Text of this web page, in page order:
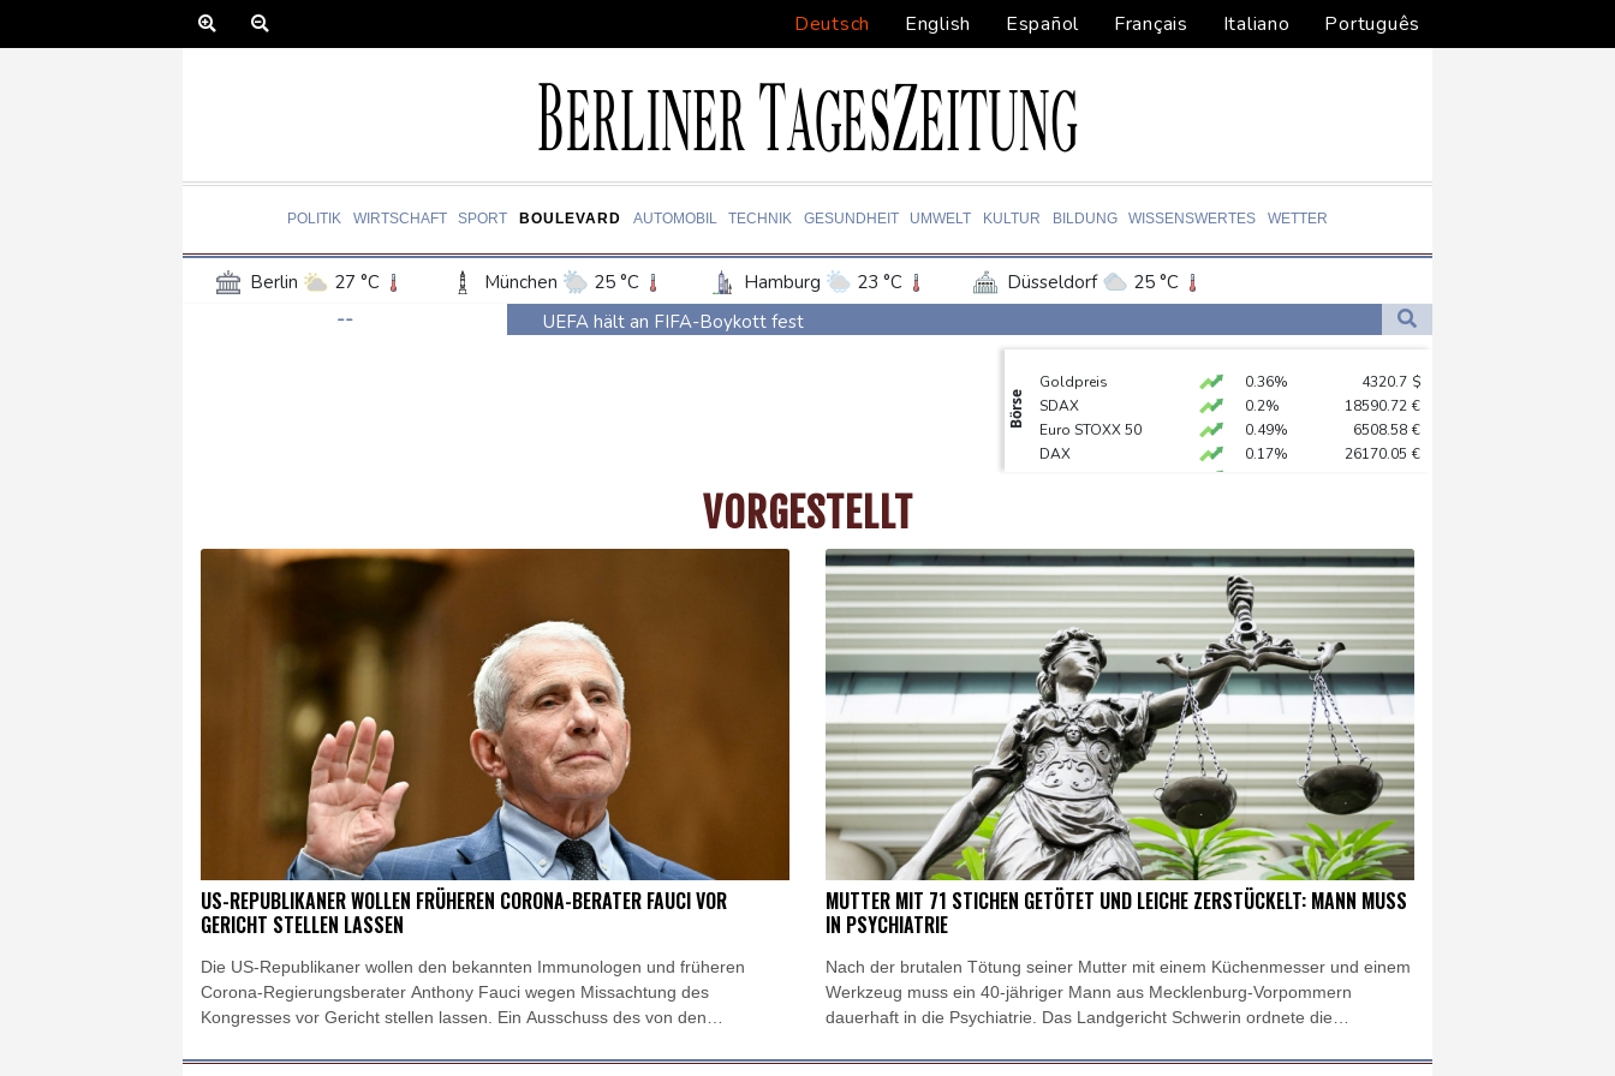
Deutsch English Español Français Italiano Português
POLITIK WIRTSCHAFT SPORT BOULEVARD AUTOMOBIL TECHNIK GESUNDHEIT UMWELT KULTUR BILDUNG WISSENSWERTES WETTER
Berlin 27 °C München 25 °C Hamburg 23 °C Düsseldorf
25 °C
Frankfurt am Main
Potsdam 27 °C
Bremen
Wien
35 °C
--
UEFA hält an FIFA-Boykott fest
US-Republikaner wollen früheren Corona-Berater Fauci vor Gericht stellen lassen
Böden in Deutschland ähnlich trocken wie in Dürrejahren 2018 und 2022
Nach Ausweisung von Journalistin: Russland wirft Frankreich "politische Verfolgung" vor
Iran-Krieg: Berichte über US-Munitionsknappheit - Pakistan will neue Gespräche
Fund von Sprengstoffdrohne sorgt für Debatte über Luftsicherheit
Börse
Goldpreis 0.36% 4320.7 $
SDAX
0.2% 18590.72 €
Euro STOXX 50
0.49% 6508.58 €
DAX
0.17% 26170.05 €
VORGESTELLT
US-REPUBLIKANER WOLLEN FRÜHEREN CORONA-BERATER FAUCI VOR
GERICHT STELLEN LASSEN
Die US-Republikaner wollen den bekannten Immunologen und früheren
Corona-Regierungsberater Anthony Fauci wegen Missachtung des
Kongresses vor Gericht stellen lassen. Ein Ausschuss des von den
am Donnerstag für ein entsprechendes Vorgehen.
MUTTER MIT 71 STICHEN GETÖTET UND LEICHE ZERSTÜCKELT: MANN MUSS
IN PSYCHIATRIE
Nach der brutalen Tötung seiner Mutter mit einem Küchenmesser und einem
Werkzeug muss ein 40-jähriger Mann aus Mecklenburg-Vorpommern
dauerhaft in die Psychiatrie. Das Landgericht Schwerin ordnete die
Donnerstag mitteilte.